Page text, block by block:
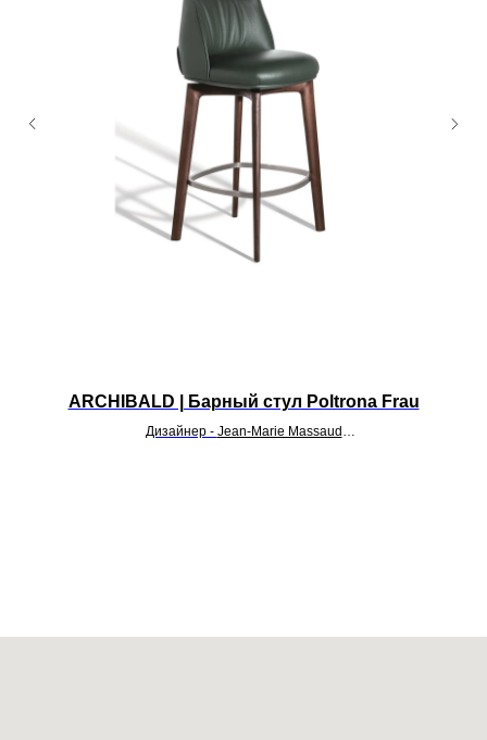
ARCHIBALD | Барный стул Poltrona Frau
Дизайнер - Jean-Marie Massaud